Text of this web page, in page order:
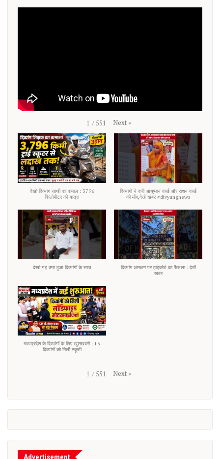
1 / 551 Next »
देखो दिव्यांग साथी का कमाल : 3796
किलोमीटर की यात्रा
दिव्यांगों ने करी आयुष्मान कार्ड और राशन कार्ड
की माँग,देखें खबर #divyangnews
देखो यह क्या हुआ दिव्यांगों के साथ
दिव्यांग आरक्षण पर हाईकोर्ट का फैसला : देखें
खबर
मध्यप्रदेश के दिव्यांगों के लिए खुशखबरी : 13
दिव्यांगों को मिली स्कूटी
1 / 551 Next »
Advertisement